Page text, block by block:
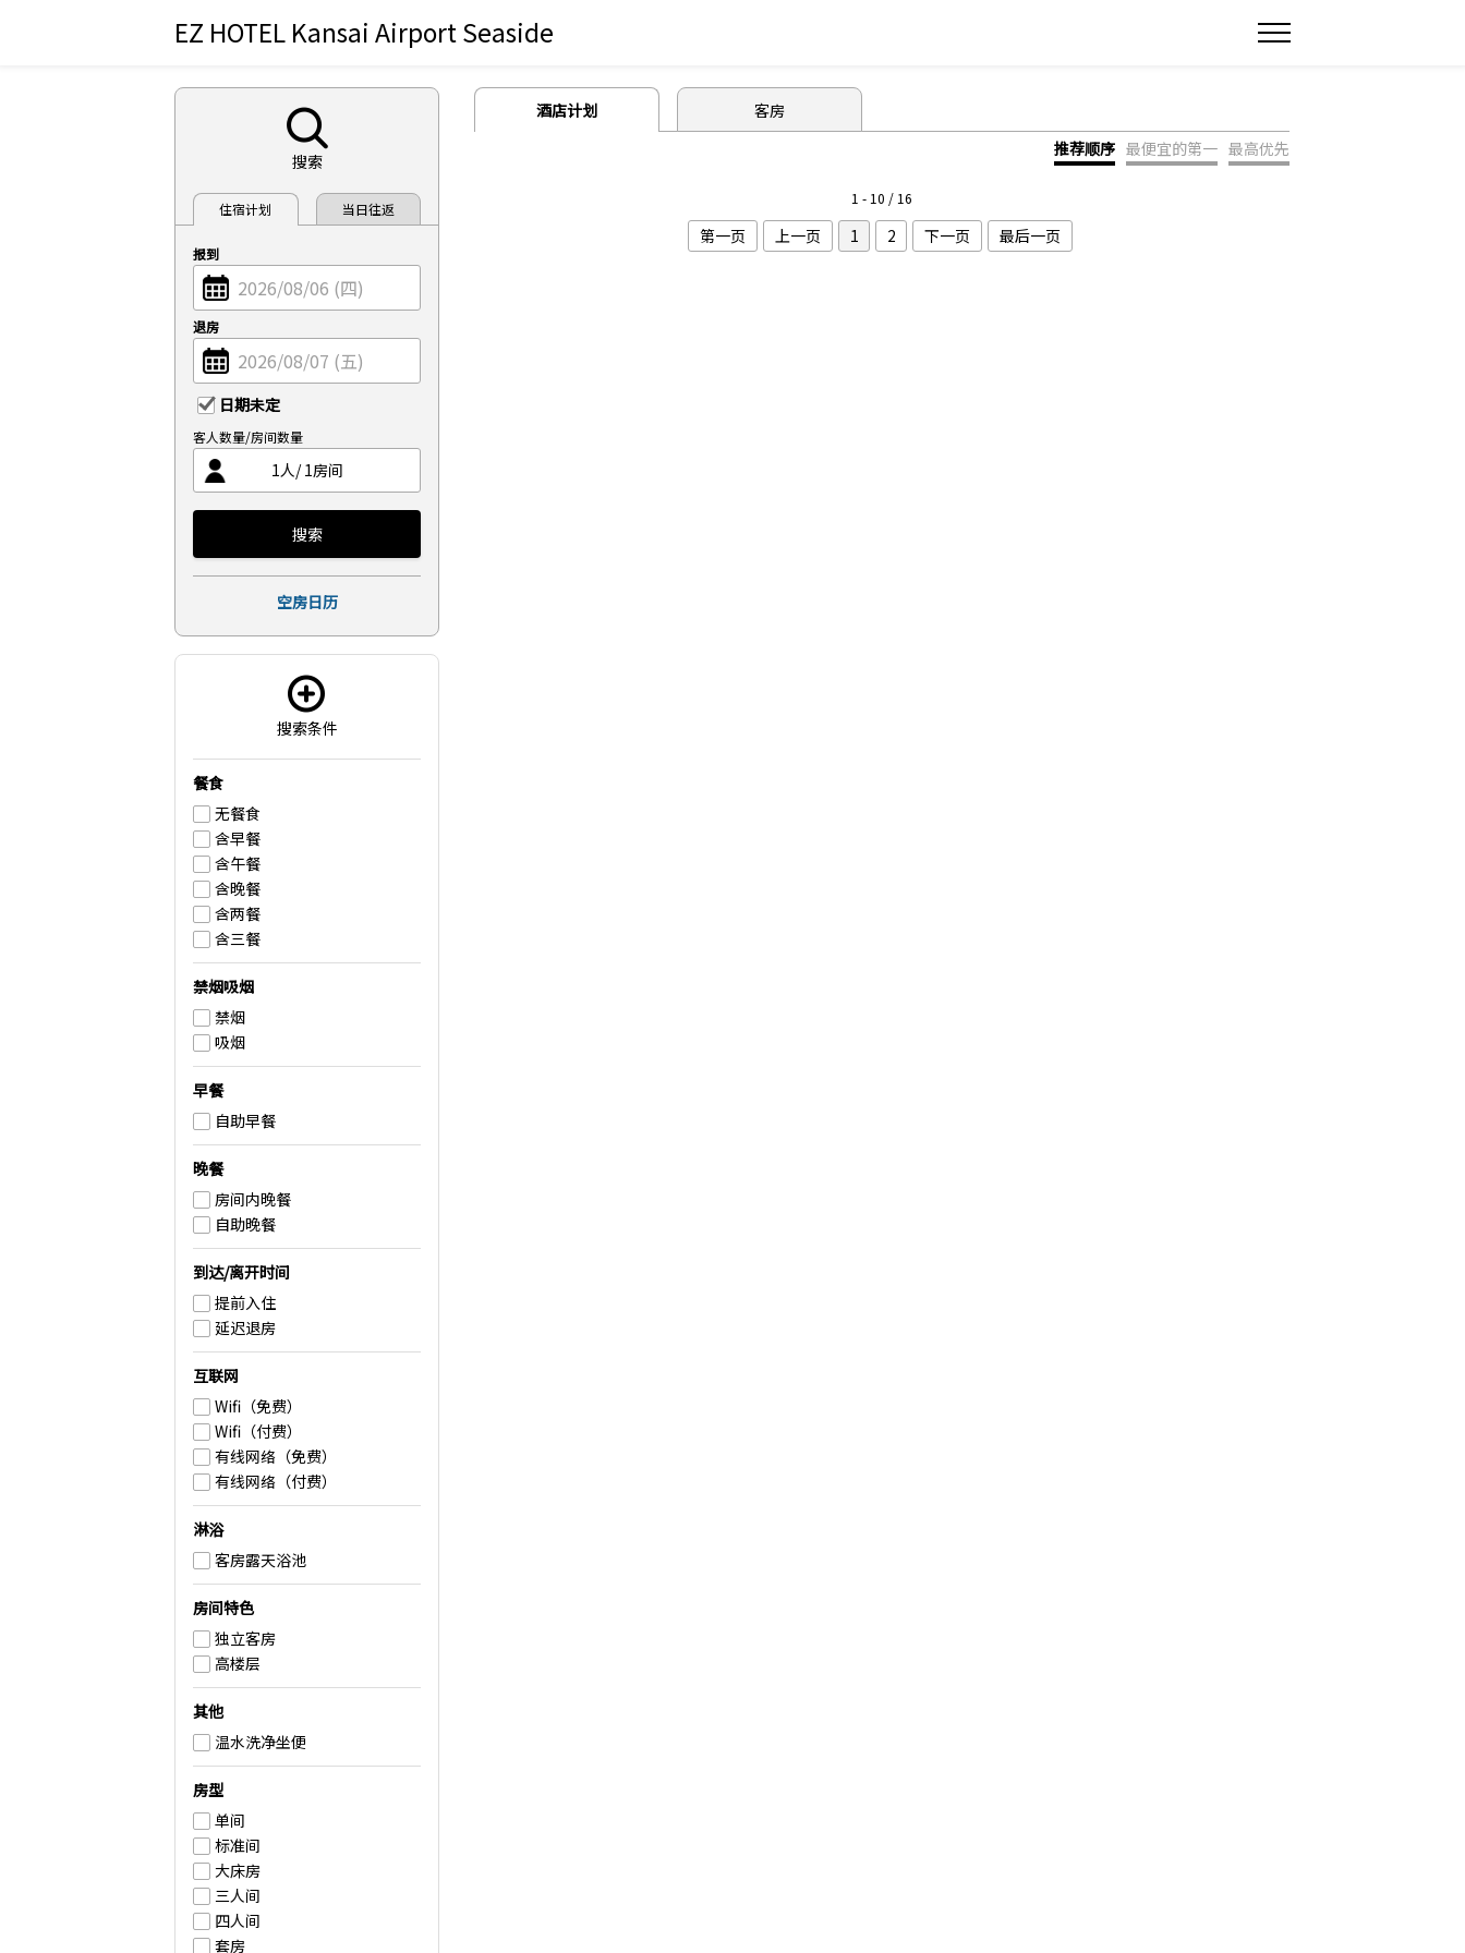
EZ HOTEL Kansai Airport Seaside
搜索
住宿计划 当日往返
报到
退房
日期未定
客人数量/房间数量
1人/1房间
搜索
空房日历
搜索条件
餐食
无餐食
含早餐
含午餐
含晚餐
含两餐
含三餐
禁烟吸烟
禁烟
吸烟
早餐
自助早餐
晚餐
房间内晚餐
自助晚餐
到达/离开时间
提前入住
延迟退房
互联网
Wifi（免费）
Wifi（付费）
有线网络（免费）
有线网络（付费）
淋浴
客房露天浴池
房间特色
独立客房
高楼层
其他
温水洗净坐便
房型
单间
标准间
大床房
三人间
四人间
套房
酒店计划
客房
推荐顺序 最便宜的第一 最高优先
1 - 10 / 16
第一页 上一页 1 2 下一页 最后一页